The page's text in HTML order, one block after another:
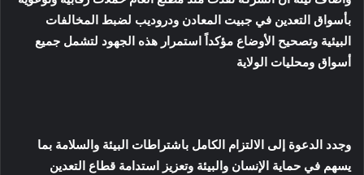
بأسواق التعدين في جبيت المعادن ودروديب لضبط المخالفات
البيئية وتصحيح الأوضاع مؤكداً استمرار هذه الجهود لتشمل جميع
أسواق ومحليات الولاية
وجدد الدعوة إلى الالتزام الكامل باشتراطات البيئة والسلامة بما
يسهم في حماية الإنسان والبيئة وتعزيز استدامة قطاع التعدين